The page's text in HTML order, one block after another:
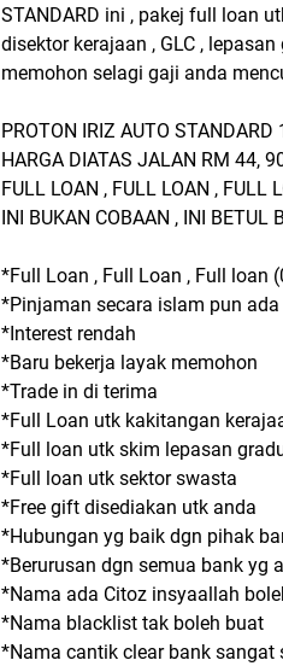
STANDARD ini , pakej full loan
disektor kerajaan , GLC ,
memohon selagi gaji anda
PROTON IRIZ AUTO STANDARD
HARGA DIATAS JALAN RM 44,
FULL LOAN , FULL LOAN , FULL
INI BUKAN COBAAN , INI BETUL
*Full Loan , Full Loan , Full loan
*Pinjaman secara islam pun ada
*Interest rendah
*Baru bekerja layak memohon
*Trade in di terima
*Full Loan utk kakitangan
*Full loan utk skim lepasan
*Full loan utk sektor swasta
*Free gift disediakan utk anda
*Hubungan yg baik dgn pihak
*Berurusan dgn semua bank yg
*Nama ada Citoz insyaallah
*Nama blacklist tak boleh buat
*Nama cantik clear bank sangat